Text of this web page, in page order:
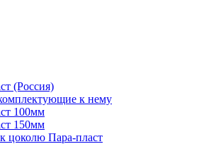
(Россия)
к нему
100мм
150мм
цоколю Пара-пласт